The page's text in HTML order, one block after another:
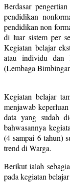
Berdasar
pendidikan
pendidikan non
di luar sistem per
Kegiatan belajar
atau individu dan
Kegiatan belajar
menjawab
data yang sudah
bahwasannya
(4 sampai 6 tahun)
trend di Warga.
Berikut ialah
pada kegiatan